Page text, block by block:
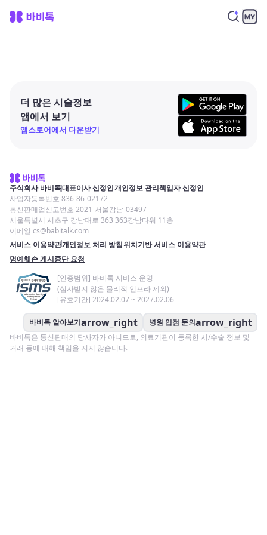
더 많은 시술정보
앱에서 보기
앱스토어에서 다운받기
주식회사 바비톡대표이사 신정인개인정보 관리책임자 신정인
사업자등록번호 836-86-02172
통신판매업신고번호 2021-서울강남-03497
서울특별시 서초구 강남대로 363 363강남타워 11층
이메일 cs@babitalk.com
서비스 이용약관개인정보 처리 방침위치기반 서비스 이용약관
명예훼손 게시중단 요청
[인증범위] 바비톡 서비스 운영
(심사받지 않은 물리적 인프라 제외)
[유효기간] 2024.02.07 ~ 2027.02.06
바비톡 알아보기arrow_right 병원 입점 문의arrow_right
바비톡은 통신판매의 당사자가 아니므로, 의료기관이 등록한 시/수술 정보 및
거래 등에 대해 책임을 지지 않습니다.